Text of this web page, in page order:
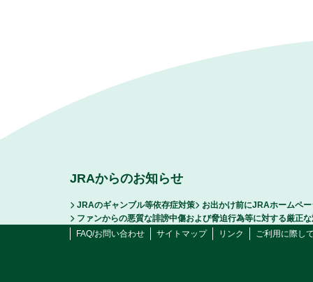
JRAからのお知らせ
JRAのギャンブル等依存症対策
お出かけ前にJRAホームペ
ファンからの悪質な誹謗中傷および脅迫行為等に対する厳正
FAQ/お問い合わせ
サイトマップ リンク ご利用に際し